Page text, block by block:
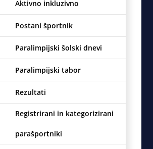
Aktivno inkluzivno
Postani športnik
Paralimpijski šolski dnevi
Paralimpijski tabor
Rezultati
Registrirani in kategorizirani
parašportniki